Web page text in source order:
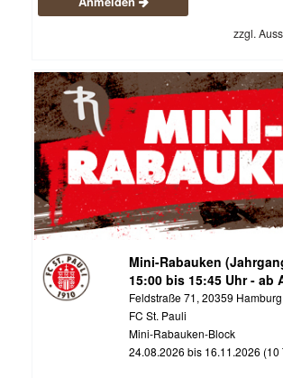
zzgl.
Mini-Rabauken
15:00 bis 15:45 Uhr - ab
Feldstraße 71, 20359 Hamburg
FC St. Pauli
Mini-Rabauken-Block
24.08.2026 bis 16.11.2026 (10